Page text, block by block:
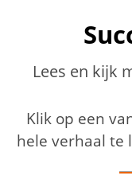
Lees en kijk
Klik op een
hele verhaal te